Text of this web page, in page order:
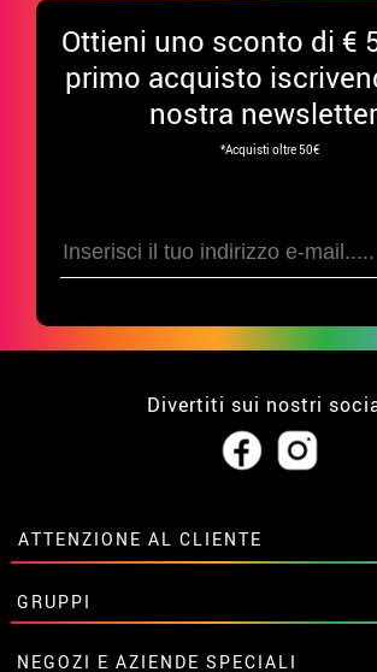
Ottieni uno sconto di €
primo acquisto
nostra
*Acquisti oltre 50€
Divertiti sui nostri
ATTENZIONE AL CLIENTE
• Su di noi
• Condizioni di vendita
• Avviso legale privacy
GRUPPI
Sconti speciali per gruppi.
NEGOZI E AZIENDE SPECIALI